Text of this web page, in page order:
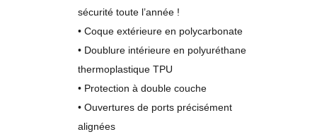
sécurité toute l’année !
• Coque extérieure en polycarbonate
• Doublure intérieure en polyuréthane
thermoplastique TPU
• Protection à double couche
• Ouvertures de ports précisément
alignées